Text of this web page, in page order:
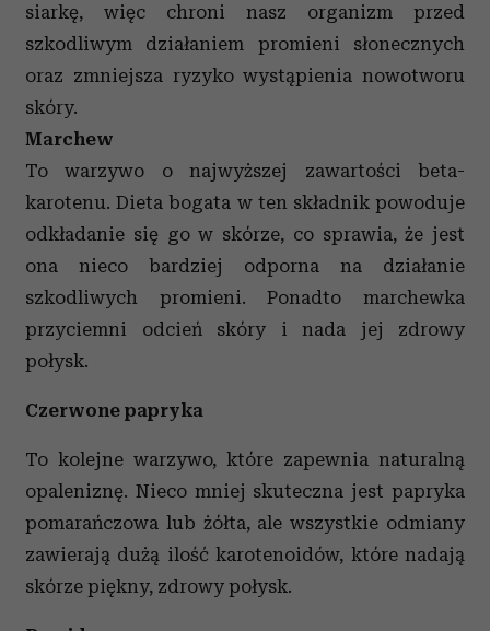
siarkę, więc chroni nasz organizm przed
szkodliwym działaniem promieni słonecznych
oraz zmniejsza ryzyko wystąpienia nowotworu
skóry.
Marchew
To warzywo o najwyższej zawartości beta-
karotenu. Dieta bogata w ten składnik powoduje
odkładanie się go w skórze, co sprawia, że jest
ona nieco bardziej odporna na działanie
szkodliwych promieni. Ponadto marchewka
przyciemni odcień skóry i nada jej zdrowy
połysk.
Czerwone papryka
To kolejne warzywo, które zapewnia naturalną
opaleniznę. Nieco mniej skuteczna jest papryka
pomarańczowa lub żółta, ale wszystkie odmiany
zawierają dużą ilość karotenoidów, które nadają
skórze piękny, zdrowy połysk.